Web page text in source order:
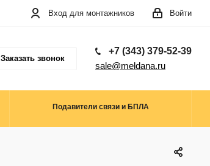
Войти
Вход для монтажников
Заказать звонок
+7 (343) 379-52-39
sale@meldana.ru
Подавители связи и БПЛА